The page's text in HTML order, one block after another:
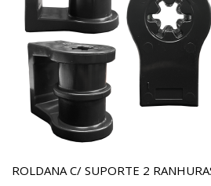
ROLDANA C/ SUPORTE 2